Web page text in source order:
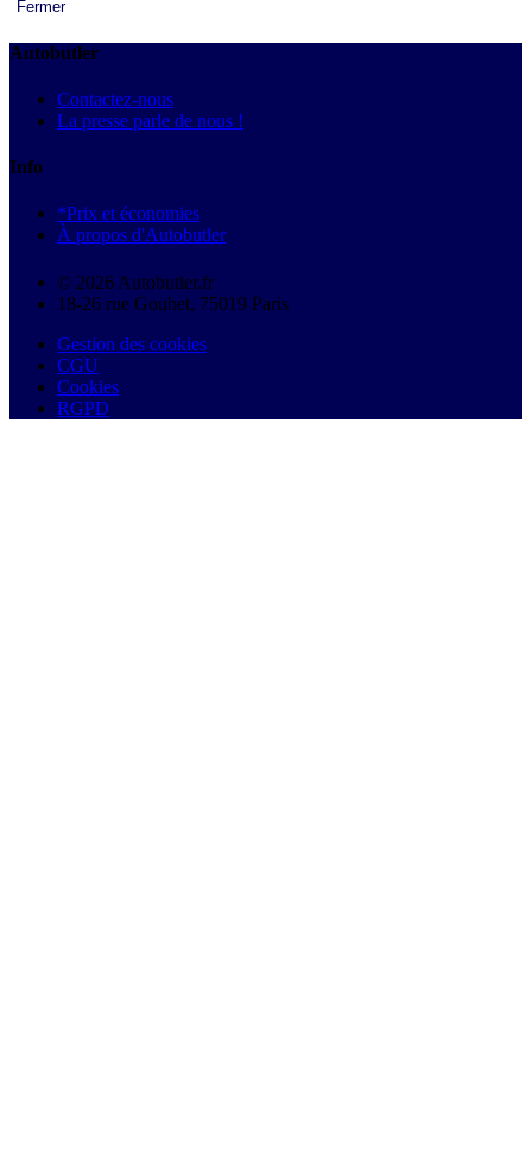
Fermer
Autobutler
Contactez-nous
La presse parle de nous !
Info
*Prix et économies
À propos d'Autobutler
© 2026 Autobutler.fr
18-26 rue Goubet, 75019 Paris
Gestion des cookies
CGU
Cookies
RGPD